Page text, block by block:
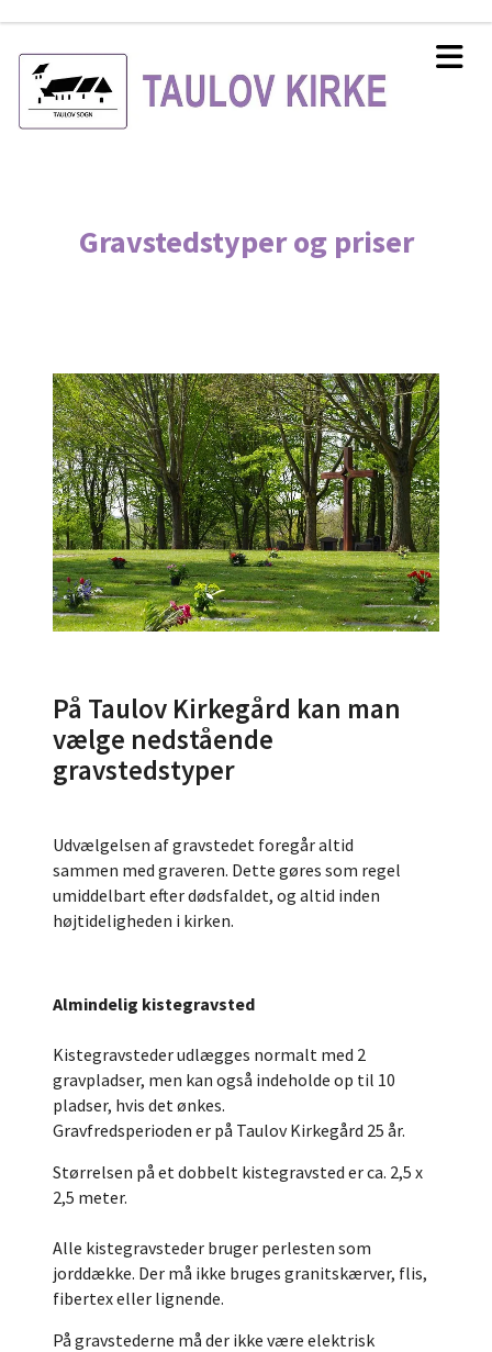
Gravstedstyper og priser
På Taulov Kirkegård kan man
vælge nedstående
gravstedstyper
Udvælgelsen af gravstedet foregår altid
sammen med graveren. Dette gøres som regel
umiddelbart efter dødsfaldet, og altid inden
højtideligheden i kirken.
Almindelig kistegravsted
Kistegravsteder udlægges normalt med 2
gravpladser, men kan også indeholde op til 10
pladser, hvis det ønkes.
Gravfredsperioden er på Taulov Kirkegård 25 år.
Størrelsen på et dobbelt kistegravsted er ca. 2,5 x
2,5 meter.
Alle kistegravsteder bruger perlesten som
jorddække. Der må ikke bruges granitskærver, flis,
fibertex eller lignende.
På gravstederne må der ikke være elektrisk